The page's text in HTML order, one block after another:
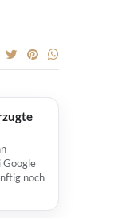
Google
noch